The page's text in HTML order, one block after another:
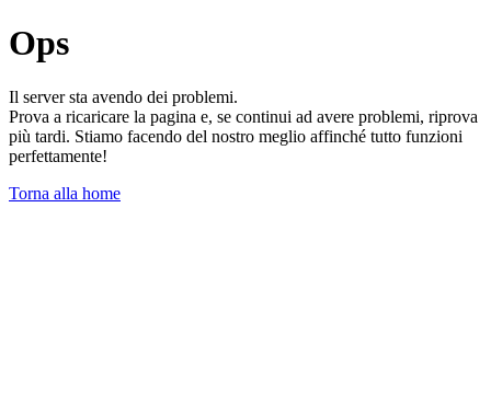
Ops
Il server sta avendo dei problemi.
Prova a ricaricare la pagina e, se continui ad avere problemi, riprova
più tardi. Stiamo facendo del nostro meglio affinché tutto funzioni
perfettamente!
Torna alla home